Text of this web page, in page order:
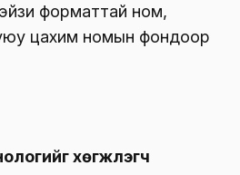
форматтай ном,
цахим номын фондоор
хөгжүүлэгч